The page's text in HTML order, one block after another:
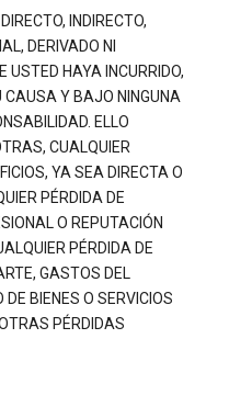
INDIRECTO,
DERIVADO NI
USTED HAYA INCURRIDO,
CAUSA Y BAJO NINGUNA
ELLO
CUALQUIER
YA SEA DIRECTA O
PÉRDIDA DE
O REPUTACIÓN
PÉRDIDA DE
GASTOS DEL
BIENES O SERVICIOS
PÉRDIDAS